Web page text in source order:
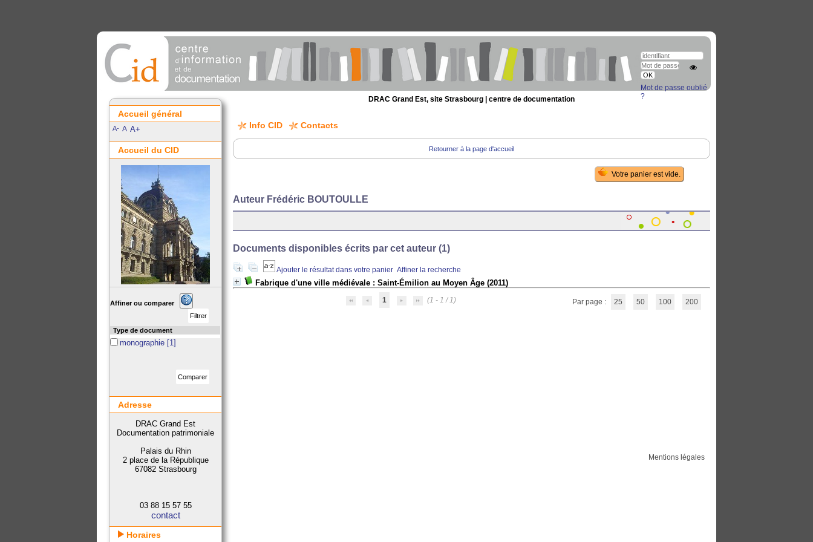
DRAC Grand Est, site Strasbourg | centre de documentation
Info CID Contacts
Retourner à la page d'accueil
Auteur Frédéric BOUTOULLE
Documents disponibles écrits par cet auteur (1)
Ajouter le résultat dans votre panier Affiner la recherche
Fabrique d'une ville médiévale : Saint-Émilion au Moyen Âge (2011)
1 (1 - 1 / 1) Par page : 25 50 100 200
Mentions légales
Accueil général
A- A A+
Accueil du CID
Mot de passe oublié
?
Affiner ou comparer
Type de document
monographie [1]
Adresse
DRAC Grand Est
Documentation patrimoniale
Palais du Rhin
2 place de la République
67082 Strasbourg
03 88 15 57 55
contact
Horaires